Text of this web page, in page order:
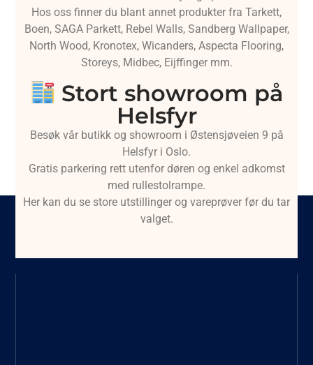
Hos oss finner du blant annet produkter fra Tarkett,
Boen, SAGA Parkett, Rebel Walls, Sandberg Wallpaper,
North Wood, Kronotex, Wicanders, Aspecta Flooring,
Storeys, Midbec, Eijffinger mm.
Stort showroom på
Helsfyr
Besøk vår butikk og showroom i Østensjøveien 9 på
Helsfyr i Oslo.
Gratis parkering rett utenfor døren og enkel adkomst
med rullestolrampe.
Her kan du se store utstillinger og vareprøver før du tar
valget.